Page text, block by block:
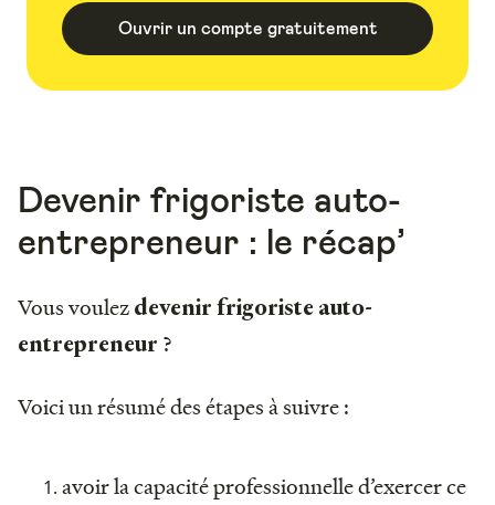
Ouvrir un compte gratuitement
Devenir frigoriste auto-
entrepreneur : le récap’
Vous voulez devenir frigoriste auto-
entrepreneur ?
Voici un résumé des étapes à suivre :
avoir la capacité professionnelle d’exercer ce